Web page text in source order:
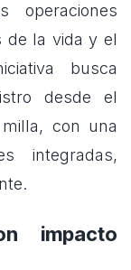
operaciones
de la vida y el
busca
desde el
con una
integradas,
impacto